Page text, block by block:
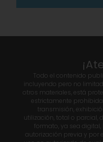
Todo el contenido
incluyendo pero no
otros materiales, está
estrictamente
transmisión,
utilización, total o parcial,
formato, ya sea
autorización previa y por